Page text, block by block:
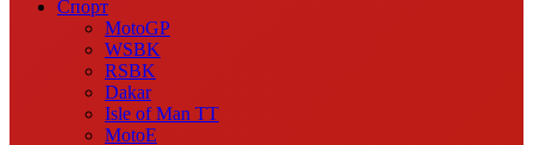
Спорт
MotoGP
WSBK
RSBK
Dakar
Isle of Man TT
MotoE